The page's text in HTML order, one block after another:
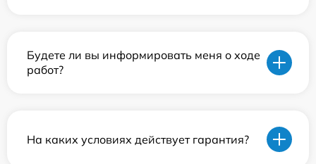
Будете ли вы информировать меня о ходе
работ?
На каких условиях действует гарантия?